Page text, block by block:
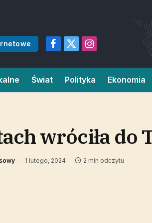
Facebook
X
Instagram
Świat Polityka Ekonomia
wróciła do
1 lutego, 2024 2 min odczytu